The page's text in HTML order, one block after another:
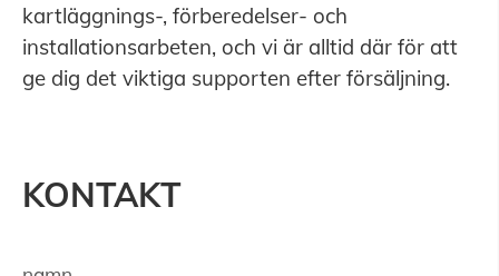
kartläggnings-, förberedelser- och
installationsarbeten, och vi är alltid där för att
ge dig det viktiga supporten efter försäljning.
KONTAKT